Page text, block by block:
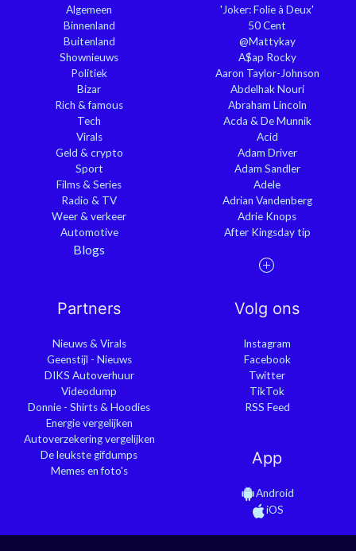
Algemeen
Binnenland
Buitenland
Shownieuws
Politiek
Bizar
Rich & famous
Tech
Virals
Geld & crypto
Sport
Films & Series
Radio & TV
Weer & verkeer
Automotive
Blogs
'Joker: Folie à Deux'
50 Cent
@Mattykay
A$ap Rocky
Aaron Taylor-Johnson
Abdelhak Nouri
Abraham Lincoln
Acda & De Munnik
Acid
Adam Driver
Adam Sandler
Adele
Adrian Vandenberg
Adrie Knops
After Kingsday tip
Partners
Nieuws & Virals
Geenstijl - Nieuws
DIKS Autoverhuur
Videodump
Donnie - Shirts & Hoodies
Energie vergelijken
Autoverzekering vergelijken
De leukste gifdumps
Memes en foto's
Volg ons
Instagram
Facebook
Twitter
TikTok
RSS Feed
App
Android
iOS